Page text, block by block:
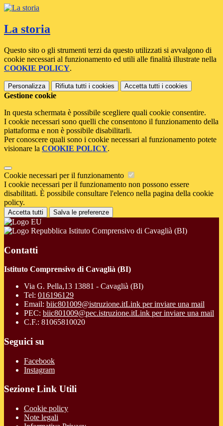
La storia
Questo sito o gli strumenti terzi da questo utilizzati si avvalgono di
cookie necessari al funzionamento ed utili alle finalità illustrate nella
COOKIE POLICY.
Personalizza Rifiuta tutti i cookies Accetta tutti i cookies
Gestione cookie
In questa schermata è possibile scegliere quali cookie consentire.
I cookie necessari sono quelli che consentono il funzionamento della
piattaforma e non è possibile disabilitarli.
Per conoscere quali sono i cookie necessari al funzionamento potete
visionare la COOKIE POLICY.
Cookie necessari per il funzionamento
I cookie necessari per il funzionamento non possono essere
disabilitati. È possibile consultare l'elenco nella pagina della cookie
policy.
Accetta tutti Salva le preferenze
Istituto Comprensivo di Cavaglià (BI)
Contatti
Istituto Comprensivo di Cavaglià (BI)
Via G. Pella,13 13881 - Cavaglià (BI)
Tel: 016196129
Email: biic801009@istruzione.itLink per inviare una mail
PEC: biic801009@pec.istruzione.itLink per inviare una mail
C.F.: 81065810020
Seguici su
Facebook
Instagram
Sezione Link Utili
Cookie policy
Note legali